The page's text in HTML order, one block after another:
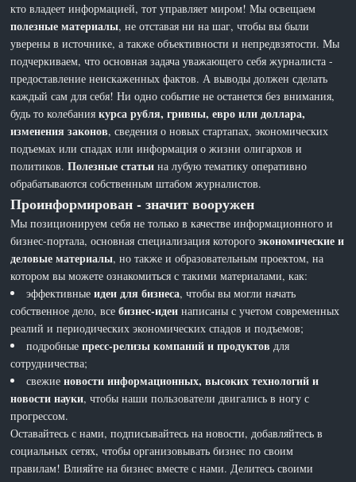
кто владеет информацией, тот управляет миром! Мы освещаем
полезные материалы, не отставая ни на шаг, чтобы вы были
уверены в источнике, а также объективности и непредвзятости. Мы
подчеркиваем, что основная задача уважающего себя журналиста -
предоставление неискаженных фактов. А выводы должен сделать
каждый сам для себя! Ни одно событие не останется без внимания,
будь то колебаниякурса рубля, гривны, евро или доллара,
изменения законов, сведения о новых стартапах, экономических
подъемах или спадах или информация о жизни олигархов и
политиков.Полезные статьи на лубую тематику оперативно
обрабатываются собственным штабом журналистов.
Проинформирован - значит вооружен
Мы позиционируем себя не только в качестве информационного и
бизнес-портала, основная специализация которогоэкономические и
деловые материалы, но также и образовательным проектом, на
котором вы можете ознакомиться с такими материалами, как:
эффективныеидеи для бизнеса, чтобы вы могли начать
собственное дело, всебизнес-идеи написаны с учетом современных
реалий и периодических экономических спадов и подъемов;
подробныепресс-релизы компаний и продуктов для
сотрудничества;
свежиеновости информационных, высоких технологий и
новости науки, чтобы наши пользователи двигались в ногу с
прогрессом.
Оставайтесь с нами, подписывайтесь на новости, добавляйтесь в
социальных сетях, чтобы организовывать бизнес по своим
правилам! Влияйте на бизнес вместе с нами. Делитесь своими